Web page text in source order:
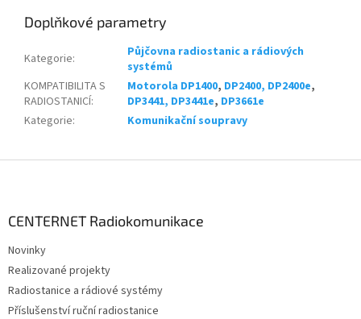
Doplňkové parametry
Kategorie:
Půjčovna radiostanic a rádiových
systémů
KOMPATIBILITA S
RADIOSTANICÍ:
Motorola DP1400, DP2400, DP2400e,
DP3441, DP3441e, DP3661e
Kategorie: Komunikační soupravy
CENTERNET Radiokomunikace
Novinky
Realizované projekty
Radiostanice a rádiové systémy
Příslušenství ruční radiostanice